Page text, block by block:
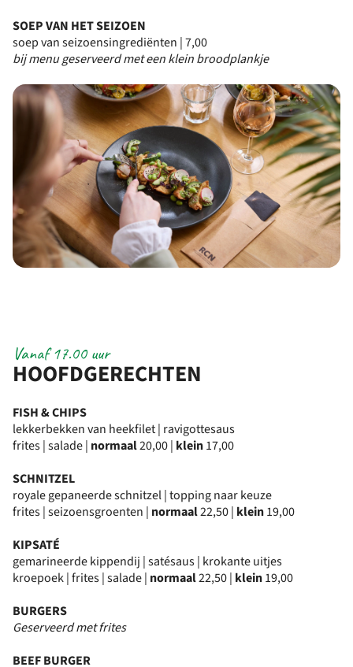
SOEP VAN HET SEIZOEN
soep van seizoensingrediënten | 7,00
bij menu geserveerd met een klein broodplankje
HOOFDGERECHTEN
Vanaf 17.00 uur
FISH & CHIPS
lekkerbekken van heekfilet | ravigottesaus
frites | salade | normaal20,00 | klein17,00
SCHNITZEL
royale gepaneerde schnitzel | topping naar keuze
frites | seizoensgroenten | normaal22,50 | klein19,00
KIPSATÉ
gemarineerde kippendij | satésaus | krokante uitjes
kroepoek | frites | salade | normaal22,50 | klein19,00
BURGERS
Geserveerd met frites
BEEF BURGER